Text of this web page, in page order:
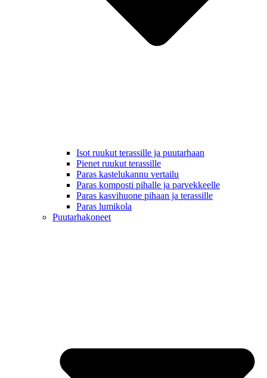
Isot ruukut terassille ja puutarhaan
Pienet ruukut terassille
Paras kastelukannu vertailu
Paras komposti pihalle ja parvekkeelle
Paras kasvihuone pihaan ja terassille
Paras lumikola
Puutarhakoneet